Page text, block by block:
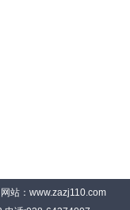
站：www.zazj110.com